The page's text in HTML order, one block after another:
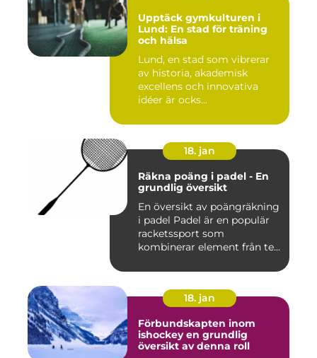
Upptäck gymkulturen i
Lund: En stad för träning
och hälsa
Lund, en stad som vibrerar
av historia, akademisk
excellens och innovativa
idéer är ocks...
18. jan
Räkna poäng i padel - En
grundlig översikt
En översikt av poängräkning
i padel Padel är en populär
racketssport som
kombinerar element från te...
18. jan
Förbundskapten inom
ishockey en grundlig
översikt av denna roll